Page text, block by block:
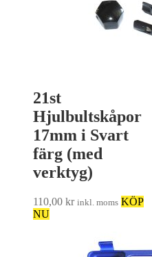
21st
Hjulbultskåpor
17mm i Svart
färg (med
verktyg)
110,00 kr inkl. moms KÖP
NU